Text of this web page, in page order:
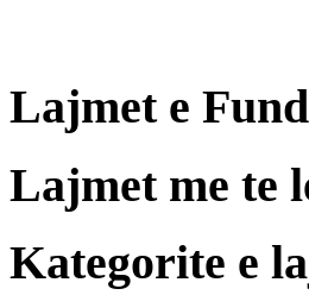
Lajmet e
Lajmet me te
Kategorite e